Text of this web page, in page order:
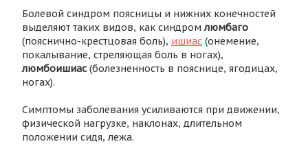
Болевой синдром поясницы и нижних конечностей
выделяют таких видов, как синдромлюмбаго
(пояснично-крестцовая боль), ишиас (онемение,
покалывание, стреляющая боль в ногах),
люмбоишиас (болезненность в пояснице, ягодицах,
ногах).
Симптомы заболевания усиливаются при движении,
физической нагрузке, наклонах, длительном
положении сидя, лежа.